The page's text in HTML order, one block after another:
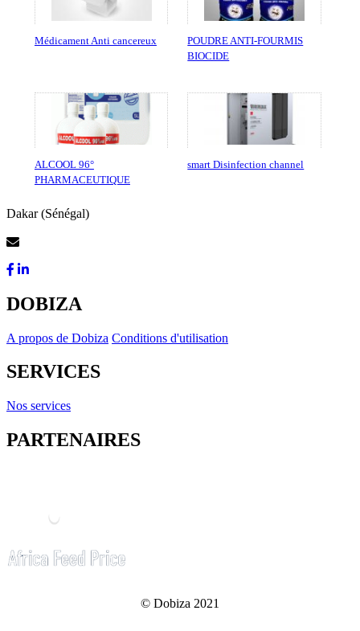
Médicament Anti cancereux
POUDRE ANTI-FOURMIS
BIOCIDE
ALCOOL 96°
PHARMACEUTIQUE
smart Disinfection channel
Dakar (Sénégal)
DOBIZA
A propos de Dobiza Conditions d'utilisation
SERVICES
Nos services
PARTENAIRES
© Dobiza 2021